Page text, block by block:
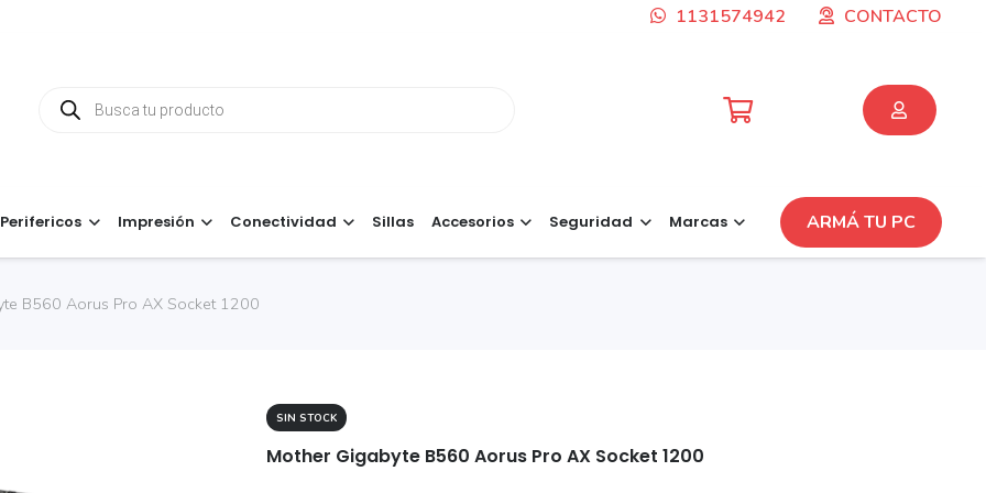
1131574942 CONTACTO
Búsqueda
de
Perifericos Impresión Conectividad Sillas Accesorios Seguridad Marcas ARMÁ TU PC
B560 Aorus Pro AX Socket 1200
SIN STOCK
Mother Gigabyte B560 Aorus Pro AX Socket 1200